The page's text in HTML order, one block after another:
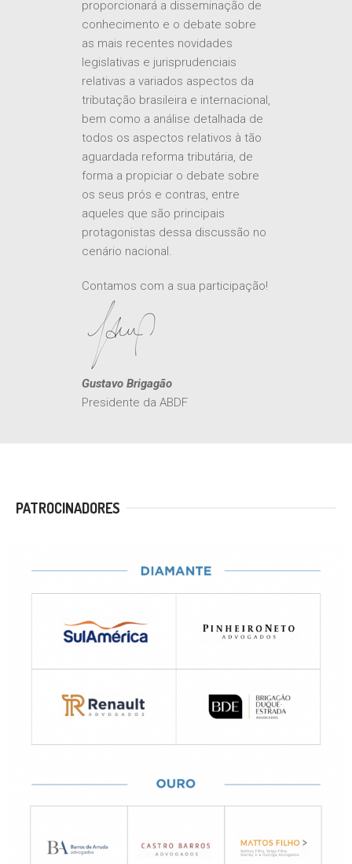
proporcionará a disseminação de
conhecimento e o debate sobre
as mais recentes novidades
legislativas e jurisprudenciais
relativas a variados aspectos da
tributação brasileira e internacional,
bem como a análise detalhada de
todos os aspectos relativos à tão
aguardada reforma tributária, de
forma a propiciar o debate sobre
os seus prós e contras, entre
aqueles que são principais
protagonistas dessa discussão no
cenário nacional.
Contamos com a sua participação!
Gustavo Brigagão
Presidente da ABDF
PATROCINADORES